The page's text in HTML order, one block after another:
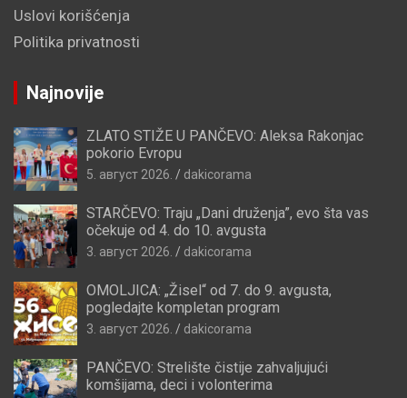
Uslovi korišćenja
Politika privatnosti
Najnovije
ZLATO STIŽE U PANČEVO: Aleksa Rakonjac
pokorio Evropu
5. август 2026. dakicorama
STARČEVO: Traju „Dani druženja”, evo šta vas
očekuje od 4. do 10. avgusta
3. август 2026. dakicorama
OMOLJICA: „Žisel“ od 7. do 9. avgusta,
pogledajte kompletan program
3. август 2026. dakicorama
PANČEVO: Strelište čistije zahvaljujući
komšijama, deci i volonterima